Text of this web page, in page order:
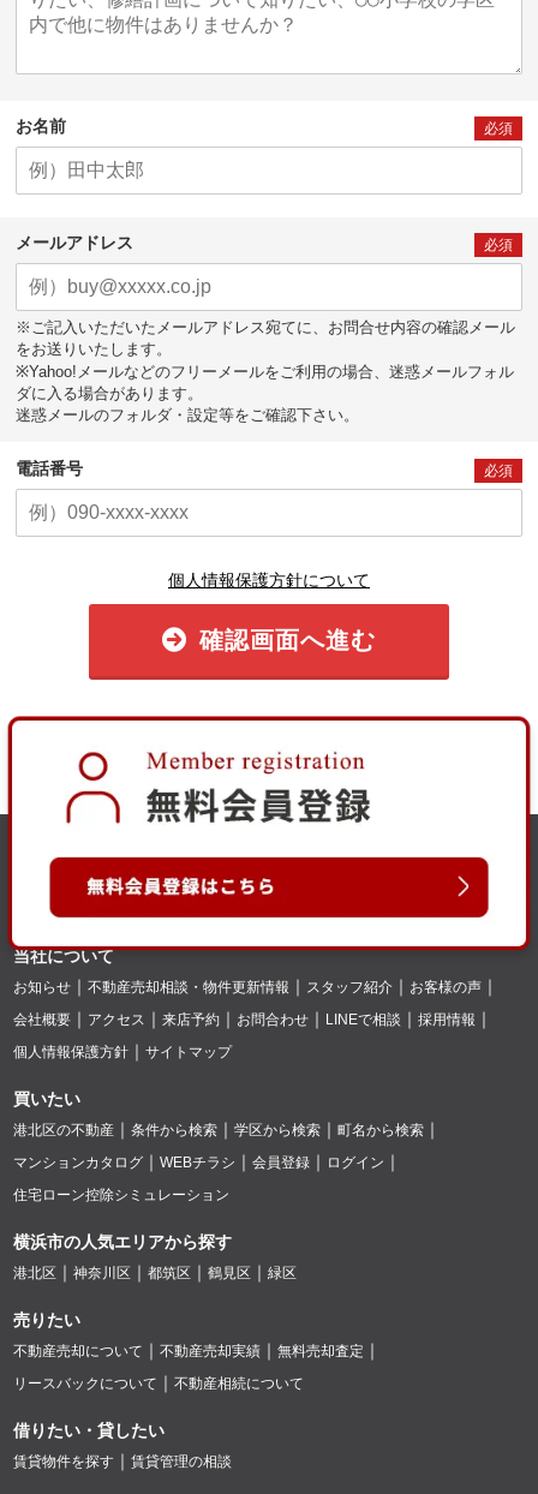
お名前 必須
メールアドレス 必須
※ご記入いただいたメールアドレス宛てに、お問合せ内容の確認メール
をお送りいたします。
※Yahoo!メールなどのフリーメールをご利用の場合、迷惑メールフォル
ダに入る場合があります。
迷惑メールのフォルダ・設定等をご確認下さい。
電話番号 必須
個人情報保護方針について
確認画面へ進む
当社について
お知らせ 不動産売却相談・物件更新情報 スタッフ紹介
お客様の声
会社概要
アクセス 来店予約 お問合わせ LINEで相談
採用情報
個人情報保護方針
サイトマップ
買いたい
港北区の不動産 条件から検索 学区から検索
町名から検索
マンションカタログ
WEBチラシ 会員登録
ログイン
住宅ローン控除シミュレーション
横浜市の人気エリアから探す
港北区 神奈川区 都筑区 鶴見区 緑区
売りたい
不動産売却について 不動産売却実績
無料売却査定
リースバックについて
不動産相続について
借りたい・貸したい
賃貸物件を探す 賃貸管理の相談